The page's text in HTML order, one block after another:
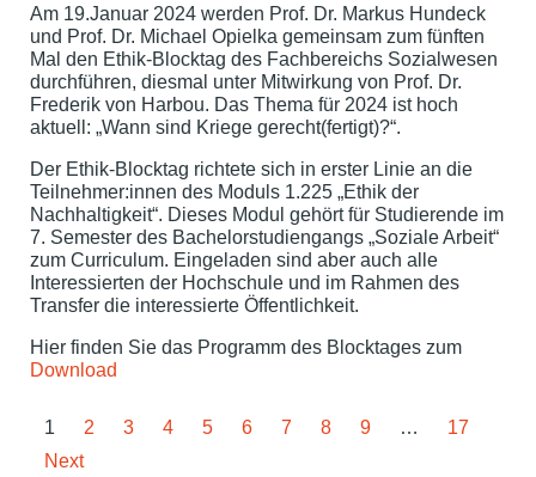
Am 19.Januar 2024 werden Prof. Dr. Markus Hundeck
und Prof. Dr. Michael Opielka gemeinsam zum fünften
Mal den Ethik-Blocktag des Fachbereichs Sozialwesen
durchführen, diesmal unter Mitwirkung von Prof. Dr.
Frederik von Harbou. Das Thema für 2024 ist hoch
aktuell: „Wann sind Kriege gerecht(fertigt)?“.
Der Ethik-Blocktag richtete sich in erster Linie an die
Teilnehmer:innen des Moduls 1.225 „Ethik der
Nachhaltigkeit“. Dieses Modul gehört für Studierende im
7. Semester des Bachelorstudiengangs „Soziale Arbeit“
zum Curriculum. Eingeladen sind aber auch alle
Interessierten der Hochschule und im Rahmen des
Transfer die interessierte Öffentlichkeit.
Hier finden Sie das Programm des Blocktages zum
Download
1 2 3 4 5 6 7 8 9 …
17
Next